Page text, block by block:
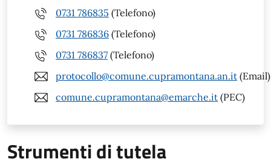
0731 786835 (Telefono)
0731 786836 (Telefono)
0731 786837 (Telefono)
protocollo@comune.cupramontana.an.it (Email)
comune.cupramontana@emarche.it (PEC)
Strumenti di tutela